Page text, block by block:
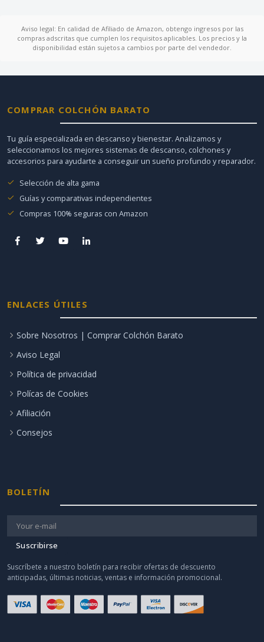
Aviso legal: En calidad de Afiliado de Amazon, obtengo ingresos por las
compras adscritas que cumplen los requisitos aplicables. Los precios y la
disponibilidad están sujetos a cambios por parte del vendedor.
COMPRAR COLCHÓN BARATO
Tu guía especializada en descanso y bienestar. Analizamos y
seleccionamos los mejores sistemas de descanso, colchones y
accesorios para ayudarte a conseguir un sueño profundo y reparador.
Selección de alta gama
Guías y comparativas independientes
Compras 100% seguras con Amazon
ENLACES ÚTILES
Sobre Nosotros | Comprar Colchón Barato
Aviso Legal
Política de privacidad
Polícas de Cookies
Afiliación
Consejos
BOLETÍN
Suscribirse
Suscríbete a nuestro boletín para recibir ofertas de descuento
anticipadas, últimas noticias, ventas e información promocional.